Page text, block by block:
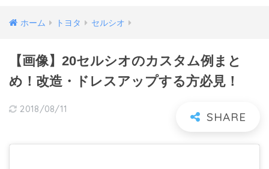
ホーム トヨタ セルシオ
【画像】20セルシオのカスタム例まと
め！改造・ドレスアップする方必見！
2018/08/11